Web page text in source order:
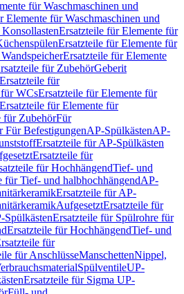
für Waschmaschinen und
Elemente für Waschmaschinen und
Ersatzteile für Elemente für
Ersatzteile für Elemente für
Ersatzteile für Elemente
für ZubehörGeberit
Ersatzteile für
WCsErsatzteile für Elemente für
Ersatzteile für Elemente für
für ZubehörFür
Für BefestigungenAP-SpülkästenAP-
Ersatzteile für AP-Spülkästen
Ersatzteile für
für HochhängendTief- und
für Tief- und halbhochhängendAP-
Ersatzteile für AP-
AufgesetztErsatzteile für
SpülkästenErsatzteile für Spülrohre für
Ersatzteile für HochhängendTief- und
für
für AnschlüsseManschettenNippel,
SpülventileUP-
Ersatzteile für Sigma UP-